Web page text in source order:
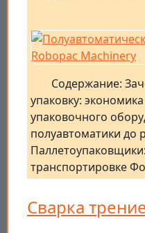
Содержание:
упаковку:
упаковочного
полуавтоматики до
транспортировке
Сварка